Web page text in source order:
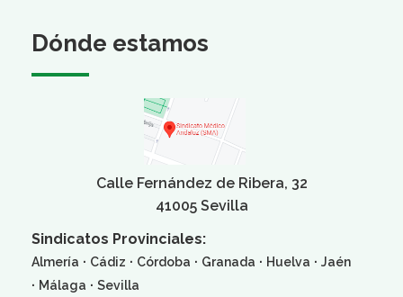
Dónde estamos
Calle Fernández de Ribera, 32
41005 Sevilla
Sindicatos Provinciales:
Almería · Cádiz · Córdoba · Granada · Huelva · Jaén
· Málaga · Sevilla